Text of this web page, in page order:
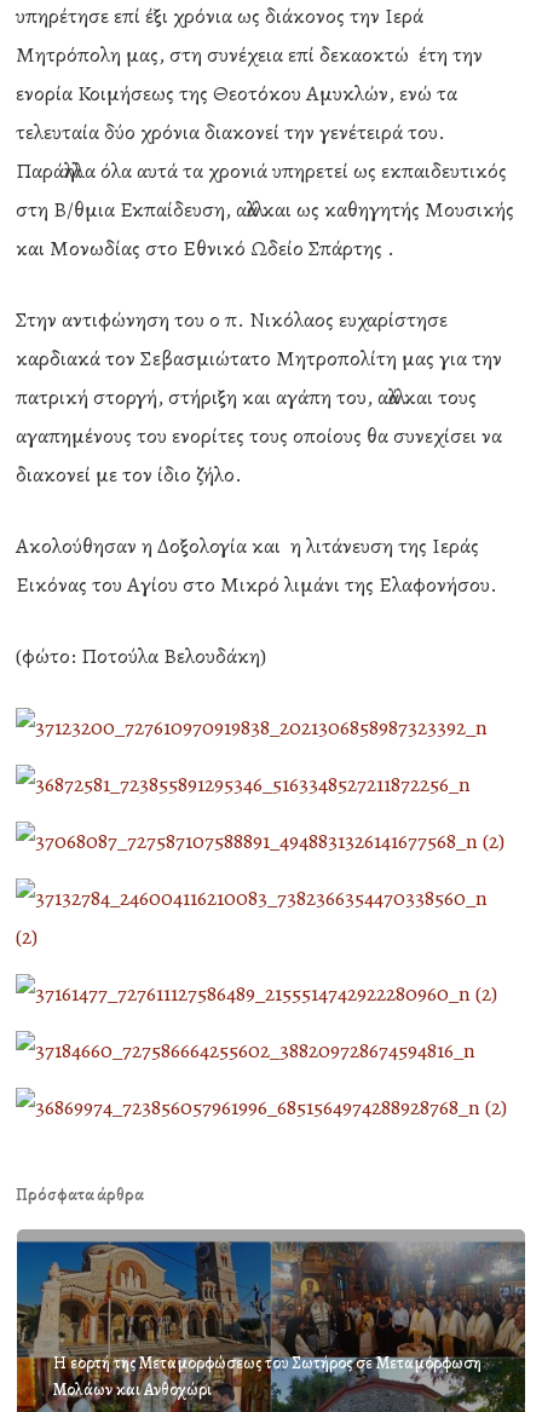
υπηρέτησε επί έξι χρόνια ως διάκονος την Ιερά
Μητρόπολη μας, στη συνέχεια επί δεκαοκτώ έτη την
ενορία Κοιμήσεως της Θεοτόκου Αμυκλών, ενώ τα
τελευταία δύο χρόνια διακονεί την γενέτειρά του.
Παράλληλα όλα αυτά τα χρονιά υπηρετεί ως εκπαιδευτικός
στη Β/θμια Εκπαίδευση, αλλά και ως καθηγητής Μουσικής
και Μονωδίας στο Εθνικό Ωδείο Σπάρτης .
Στην αντιφώνηση του ο π. Νικόλαος ευχαρίστησε
καρδιακά τον Σεβασμιώτατο Μητροπολίτη μας για την
πατρική στοργή, στήριξη και αγάπη του, αλλά και τους
αγαπημένους του ενορίτες τους οποίους θα συνεχίσει να
διακονεί με τον ίδιο ζήλο.
Ακολούθησαν η Δοξολογία και η λιτάνευση της Ιεράς
Εικόνας του Αγίου στο Μικρό λιμάνι της Ελαφονήσου.
(φώτο: Ποτούλα Βελουδάκη)
Πρόσφατα άρθρα
Η εορτή της Μεταμορφώσεως του Σωτήρος σε Μεταμόρφωση
Μολάων και Ανθοχώρι